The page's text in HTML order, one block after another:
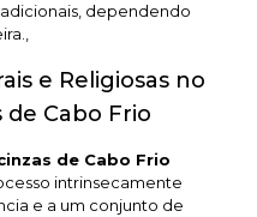
dependendo
e Religiosas no
Cabo Frio
de Cabo Frio
intrinsecamente
e a um conjunto de